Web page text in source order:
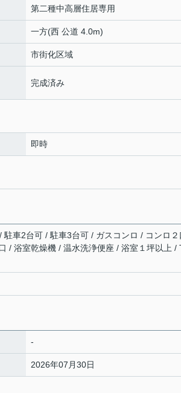
第二種中高層住居専用
一方(西 公道 4.0m)
市街化区域
完成済み
即時
車2台可 / 駐車3台可 / ガスコンロ / コンロ２
/ 浴室乾燥機 / 温水洗浄便座 / 浴室１坪以上 /
-
2026年07月30日